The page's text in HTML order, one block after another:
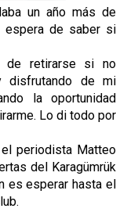
las cinco
su fichaje a la
por Alberto
un año más de
espera de saber si
de retirarse si no
disfrutando de mi
la oportunidad
Lo di todo por
periodista Matteo
del Karagümrük
es esperar hasta el